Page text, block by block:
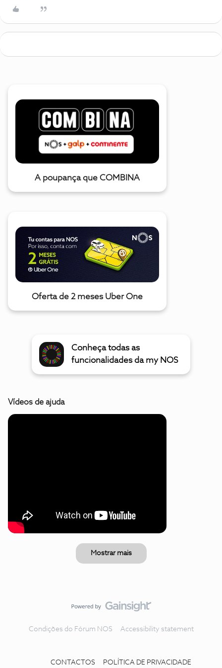
A poupança que COMBINA
Oferta de 2 meses Uber One
Conheça todas as
funcionalidades da my NOS
Vídeos de ajuda
Mostrar mais
Condições do Fórum NOS Accessibility statement
CONTACTOS POLÍTICA DE PRIVACIDADE